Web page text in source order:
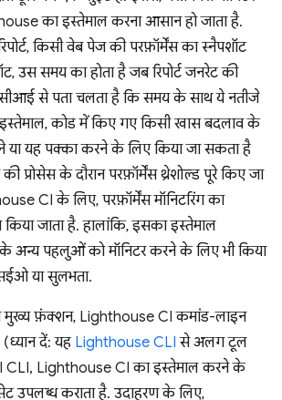
का इस्तेमाल करना आसान हो जाता है.
किसी वेब पेज की परफ़ॉर्मेंस का स्नैपशॉट
उस समय का होता है जब रिपोर्ट जनरेट की
सीआई से पता चलता है कि समय के साथ ये नतीजे
कोड में किए गए किसी खास बदलाव के
या यह पक्का करने के लिए किया जा सकता है
प्रोसेस के दौरान परफ़ॉर्मेंस थ्रेशोल्ड पूरे किए जा
CI के लिए, परफ़ॉर्मेंस मॉनिटरिंग का
जाता है. हालांकि, इसका इस्तेमाल
के अन्य पहलुओं को मॉनिटर करने के लिए भी किया
या सुलभता.
मुख्य फ़ंक्शन, Lighthouse CI कमांड-लाइन
दें: यह Lighthouse CLI से अलग टूल
Lighthouse CI का इस्तेमाल करने के
उपलब्ध कराता है. उदाहरण के लिए,